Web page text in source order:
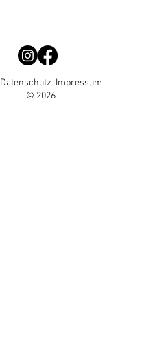
Datenschutz Impressum
© 2026